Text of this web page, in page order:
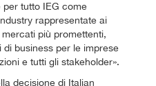
per tutto IEG come
rappresentate ai
più promettenti,
business per le imprese
e tutti gli stakeholder».
decisione di Italian